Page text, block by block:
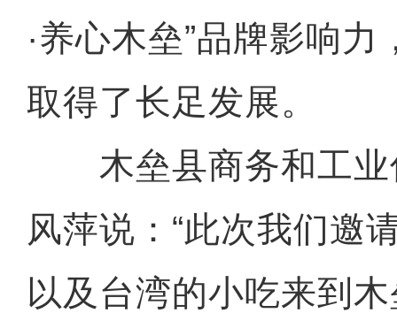
·养心木垒”品牌影响
取得了长足发展。
木垒县商务和工业
风萍说：“此次我们邀
以及台湾的小吃来到